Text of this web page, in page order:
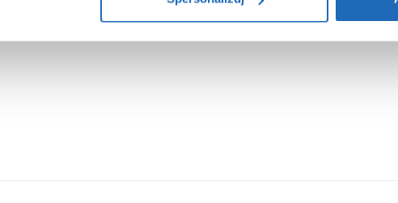
Płytka 47917000 Axor MyEdition
Cena katalogowa:
Płytka 47901600 Axor MyEdition